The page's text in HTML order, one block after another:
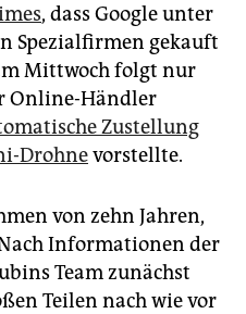
, dass Google unter
Spezialfirmen gekauft
Mittwoch folgt nur
Online-Händler
Zustellung
Drohnevorstellte.
von zehn Jahren,
Informationen der
Team zunächst
Teilen nach wie vor